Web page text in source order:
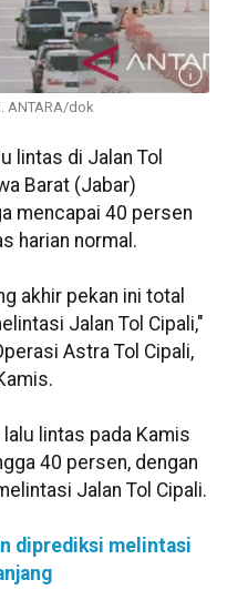
ANTARA/dok
lintas di Jalan Tol
Barat (Jabar)
mencapai 40 persen
harian normal.
akhir pekan ini total
Jalan Tol Cipali,"
Astra Tol Cipali,
lalu lintas pada Kamis
40 persen, dengan
Jalan Tol Cipali.
diprediksi melintasi